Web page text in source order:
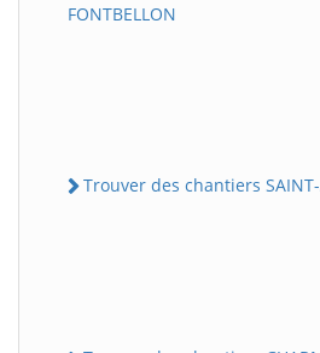
FONTBELLON
Trouver des chantiers SAINT-